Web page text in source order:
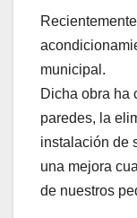
municipal.
Dicha obra ha
paredes, la
instalación de
una mejora
de nuestros